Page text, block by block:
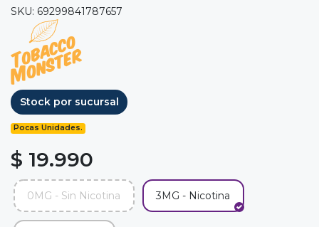
SKU: 69299841787657
Stock por sucursal
Pocas Unidades.
$ 19.990
0MG - Sin Nicotina 3MG - Nicotina